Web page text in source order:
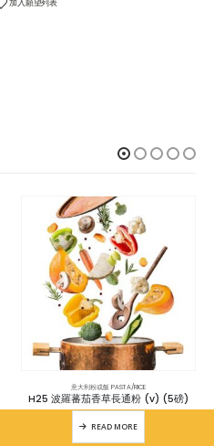
加入願望列表
意大利粉或飯 PASTA/RICE
H25 波羅蕃茄香草長通粉 (v) (5磅)
READ MORE